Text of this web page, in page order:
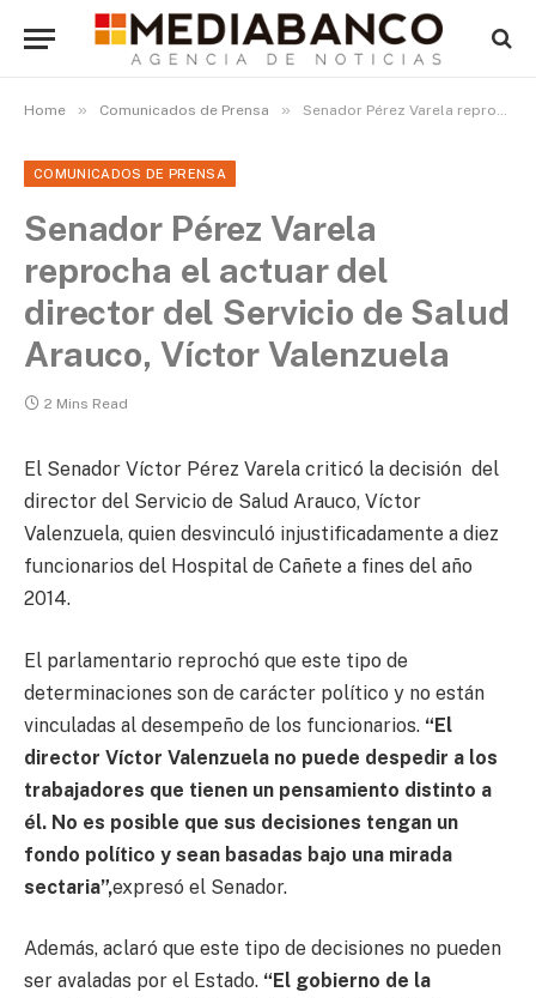
Home » Comunicados de Prensa » Senador Pérez Varela reprocha el actuar del director del Servicio de Salud Arauco, Víctor Valenzuela
COMUNICADOS DE PRENSA
Senador Pérez Varela
reprocha el actuar del
director del Servicio de Salud
Arauco, Víctor Valenzuela
2 Mins Read
El Senador Víctor Pérez Varela criticó la decisión del
director del Servicio de Salud Arauco, Víctor
Valenzuela, quien desvinculó injustificadamente a diez
funcionarios del Hospital de Cañete a fines del año
2014.
El parlamentario reprochó que este tipo de
determinaciones son de carácter político y no están
vinculadas al desempeño de los funcionarios. “El
director Víctor Valenzuela no puede despedir a los
trabajadores que tienen un pensamiento distinto a
él. No es posible que sus decisiones tengan un
fondo político y sean basadas bajo una mirada
sectaria”,expresó el Senador.
Además, aclaró que este tipo de decisiones no pueden
ser avaladas por el Estado. “El gobierno de la